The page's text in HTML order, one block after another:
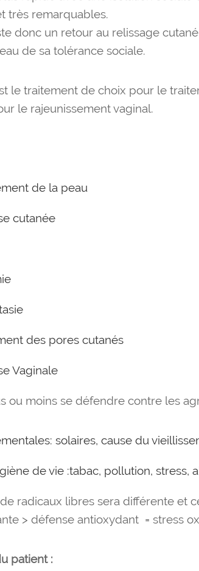
très remarquables.
donc un retour au relissage
de sa tolérance sociale.
le traitement de choix pour le
le rajeunissement vaginal.
de la peau
cutanée
des pores cutanés
Vaginale
ou moins se défendre contre les
solaires, cause du
de vie :tabac, pollution, stress,
radicaux libres sera différente et
> défense antioxydant = stress
patient :